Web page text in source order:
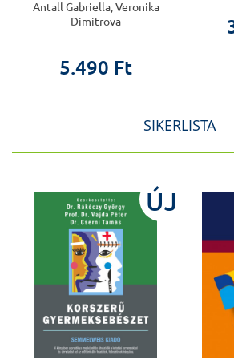
Antall Gabriella, Veronika
Dimitrova
5.490 Ft
SIKERLISTA
ÚJ